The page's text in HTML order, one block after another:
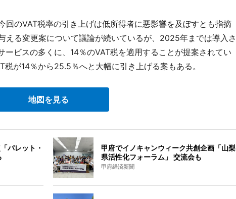
のVAT税率の引き上げは低所得者に悪影響を及ぼすとも指摘
える変更案について議論が続いているが、2025年までは導入さ
ービスの多くに、14％のVAT税を適用することが提案されてい
が14％から25.5％へと大幅に引き上げる案もある。
地図を見る
パレット・
甲府でイノキャンウィーク共創企画「山梨
県活性化フォーラム」 交流会も
甲府経済新聞